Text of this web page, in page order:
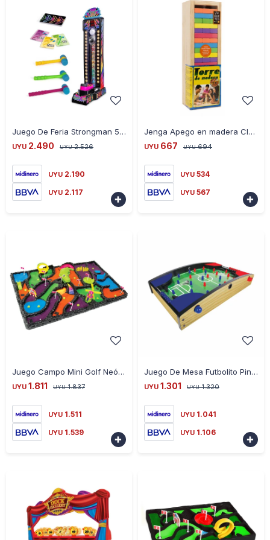
Juego De Feria Strongman 51502 Con 4 Modos Y Accesorios
UYU 2.490 UYU 2.526
UYU 2.190
UYU 2.117

Jenga Apego en madera Clásico de colores con dado
UYU 667 UYU 694
UYU 534
UYU 567

Juego Campo Mini Golf Neón 51492 Con 9 Hoyos Ub
UYU 1.811 UYU 1.837
UYU 1.511
UYU 1.539

Juego De Mesa Futbolito Pinball 40 Cm Universo Binario - VERDE
UYU 1.301 UYU 1.320
UYU 1.041
UYU 1.106
